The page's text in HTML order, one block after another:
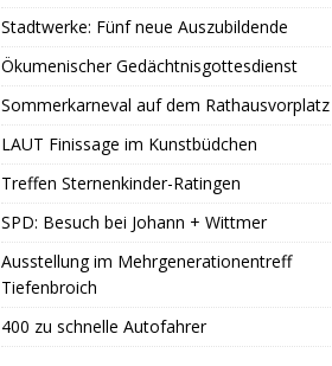
Stadtwerke: Fünf neue Auszubildende
Ökumenischer Gedächtnisgottesdienst
Sommerkarneval auf dem Rathausvorplatz
LAUT Finissage im Kunstbüdchen
Treffen Sternenkinder-Ratingen
SPD: Besuch bei Johann + Wittmer
Ausstellung im Mehrgenerationentreff
Tiefenbroich
400 zu schnelle Autofahrer